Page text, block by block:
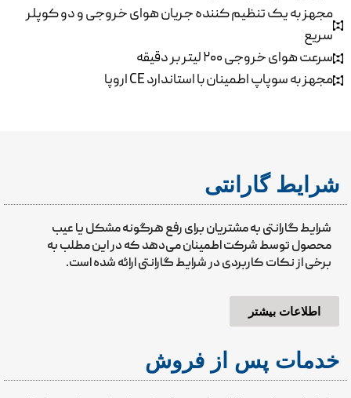
مجهز به یک تنظیم کننده جریان هوای خروجی و دو کوپلر
سریع
سرعت هوای خروجی ۲۰۰ لیتر بر دقیقه
مجهز به سوپاپ اطمینان با استاندارد CE اروپا
شرایط گارانتی
شرایط گارانتی به مشتریان برای رفع هرگونه مشکل یا عیب
محصول توسط شرکت اطمینان می‌دهد که در این مطلب به
برخی از نکات کاربردی در شرایط گارانتی ارائه شده است.
اطلاعات بیشتر
خدمات پس از فروش